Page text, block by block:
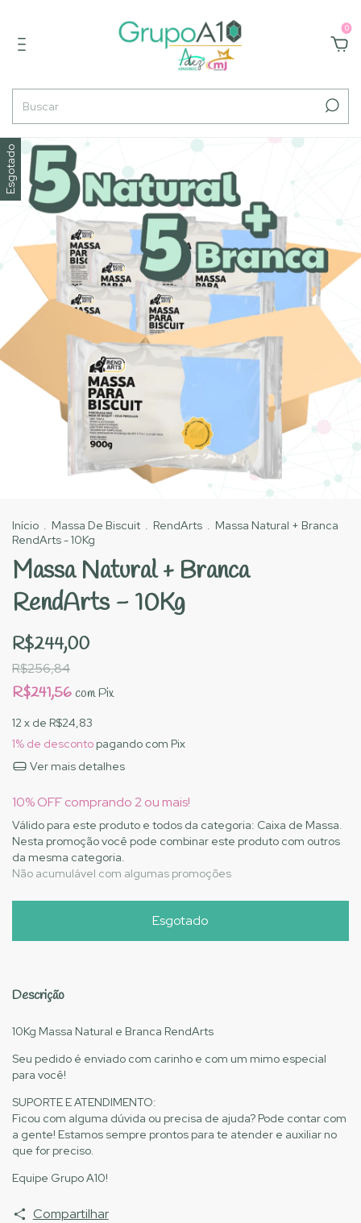
0
Esgotado
Início . Massa De Biscuit . RendArts . Massa Natural + Branca
RendArts - 10Kg
Massa Natural + Branca
RendArts - 10Kg
R$244,00
R$256,84
R$241,56 com Pix
12 x de R$24,83
1% de desconto pagando com Pix
Ver mais detalhes
10% OFF comprando 2 ou mais!
Válido para este produto e todos da categoria: Caixa de Massa.
Nesta promoção você pode combinar este produto com outros
da mesma categoria.
Não acumulável com algumas promoções
Descrição
10Kg Massa Natural e Branca RendArts
Seu pedido é enviado com carinho e com um mimo especial
para você!
SUPORTE E ATENDIMENTO:
Ficou com alguma dúvida ou precisa de ajuda? Pode contar com
a gente! Estamos sempre prontos para te atender e auxiliar no
que for preciso.
Equipe Grupo A10!
Compartilhar